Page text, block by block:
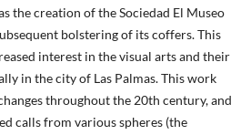
the creation of the Sociedad El Museo
bolstering of its coffers. This
interest in the visual arts and their
in the city of Las Palmas. This work
throughout the 20th century, and
calls from various spheres (the